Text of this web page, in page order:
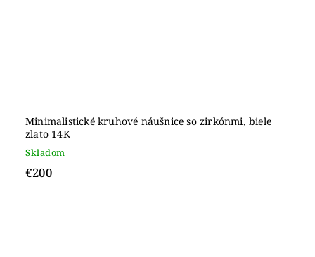
Minimalistické kruhové náušnice so zirkónmi, biele
zlato 14K
Skladom
€200